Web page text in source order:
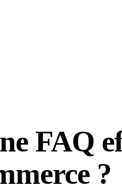
FAQ
?